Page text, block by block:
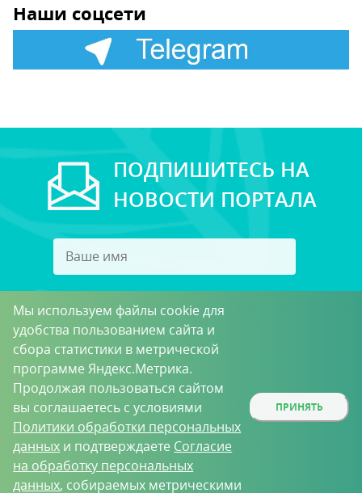
Наши соцсети
ПОДПИШИТЕСЬ НА
НОВОСТИ ПОРТАЛА
Подписаться
Принимаю условияПользовательского соглашения
в целях получения рассылки
Мы используем файлы cookie для
удобства пользованием сайта и
сбора статистики в метрической
программе Яндекс.Метрика.
Продолжая пользоваться сайтом
вы соглашаетесь с условиями
Политики обработки персональных
данных и подтверждаете Согласие
на обработку персональных
данных, собираемых метрическими
ПРИНЯТЬ